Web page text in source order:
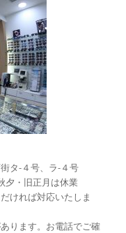
タ-４号、ラ-４号
夕・旧正月は休業
ければ対応いたしま
ります。お電話でご確